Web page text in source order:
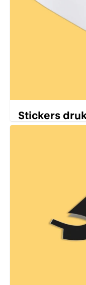
Stickers